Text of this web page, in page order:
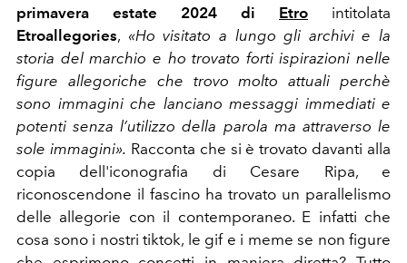
primavera estate 2024 di Etro
intitolata
Etroallegories, «Ho visitato a lungo gli archivi e la
storia del marchio e ho trovato forti ispirazioni nelle
figure allegoriche che trovo molto attuali perchè
sono immagini che lanciano messaggi immediati e
potenti senza l’utilizzo della parola ma attraverso le
sole immagini». Racconta che si è trovato davanti alla
copia dell'iconografia di Cesare Ripa, e
riconoscendone il fascino ha trovato un parallelismo
delle allegorie con il contemporaneo. E infatti che
cosa sono i nostri tiktok, le gif e i meme se non figure